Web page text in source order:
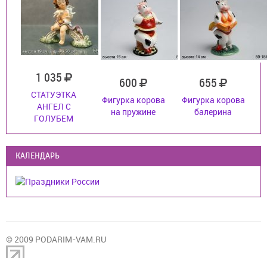
1 035
СТАТУЭТКА
АНГЕЛ С
ГОЛУБЕМ
600
Фигурка корова
на пружине
655
Фигурка корова
балерина
КАЛЕНДАРЬ
© 2009 PODARIM-VAM.RU